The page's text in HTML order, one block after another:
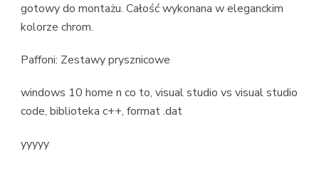
gotowy do montażu. Całość wykonana w eleganckim
kolorze chrom.
Paffoni: Zestawy prysznicowe
windows 10 home n co to, visual studio vs visual studio
code, biblioteka c++, format .dat
yyyyy